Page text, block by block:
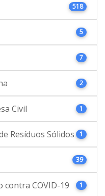
518
5
7
2
Civil 1
Resíduos Sólidos 1
39
contra COVID-19 1